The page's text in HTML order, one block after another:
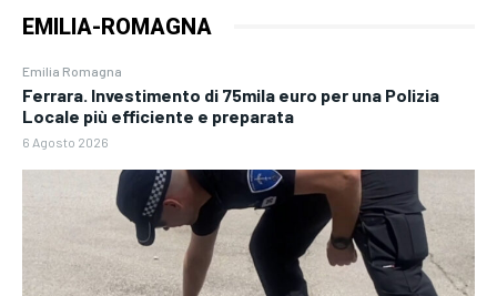
EMILIA-ROMAGNA
Emilia Romagna
Ferrara. Investimento di 75mila euro per una Polizia
Locale più efficiente e preparata
6 Agosto 2026